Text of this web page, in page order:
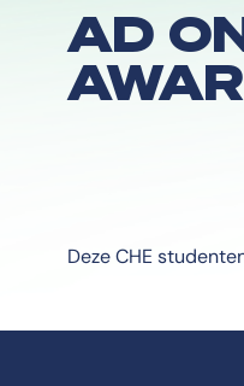
AD
Deze CHE